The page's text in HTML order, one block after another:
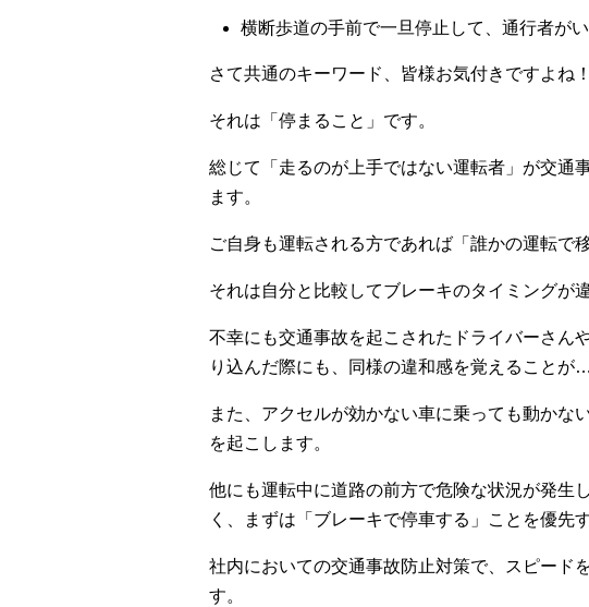
横断歩道の手前で一旦停止して、通行者が
さて共通のキーワード、皆様お気付きですよね！
それは「停まること」です。
総じて「走るのが上手ではない運転者」が交通
ます。
ご自身も運転される方であれば「誰かの運転で
それは自分と比較してブレーキのタイミングが
不幸にも交通事故を起こされたドライバーさん
り込んだ際にも、同様の違和感を覚えることが…
また、アクセルが効かない車に乗っても動かな
を起こします。
他にも運転中に道路の前方で危険な状況が発生
く、まずは「ブレーキで停車する」ことを優先
社内においての交通事故防止対策で、スピード
す。